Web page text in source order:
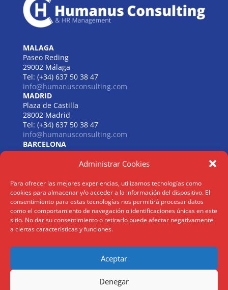
Administrar Cookies
Para ofrecer las mejores experiencias, utilizamos tecnologías como
cookies para almacenar y/o acceder a la información del dispositivo. El
consentimiento para estas tecnologías nos permitirá procesar datos
como el comportamiento de navegación o identificaciones únicas en este
sitio. No dar su consentimiento o retirarlo puede afectar negativamente
a ciertas características y funciones.
Aceptar
Denegar
MALAGA
Paseo Reding
29002 Málaga
Tel: (+34) 637 50 38 47
info@humanusconsulting.com
MADRID
Plaza de Castilla
28002 Madrid
Tel: (+34) 637 50 38 47
info@humanusconsulting.com
BARCELONA
Carrer de Beethoven
08021 Barcelona
info@humanusconsulting.com
LISBOA
R. Joaquim António de Aguiar
1070 – 150 Lisboa
Tel: (+34) 952 112 561
info@humanusconsulting.com
Politica Privacidad